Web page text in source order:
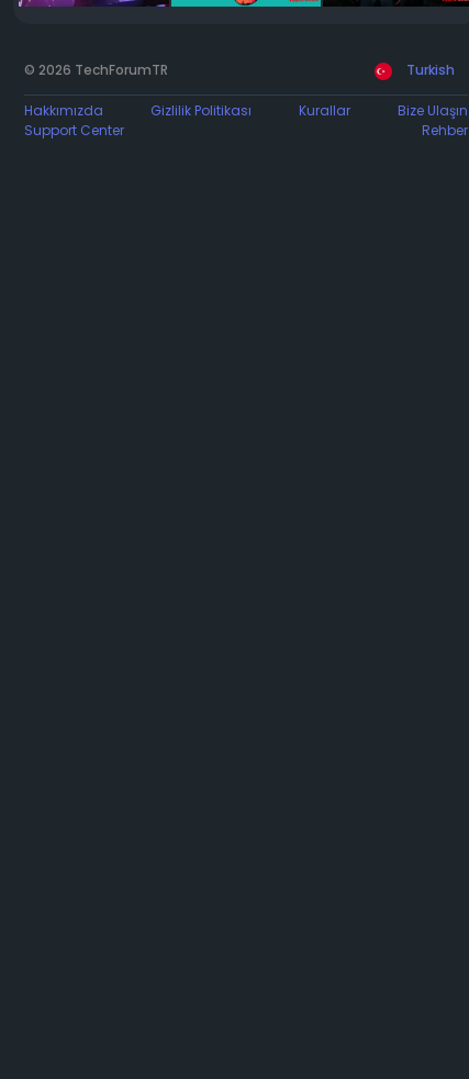
© 2026 TechForumTR Turkish
Hakkımızda Gizlilik Politikası Kurallar
Bize Ulaşın
Support Center
Rehber